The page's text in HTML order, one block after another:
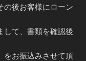
の後お客様にローン
して、書類を確認後
をお振込みさせて頂